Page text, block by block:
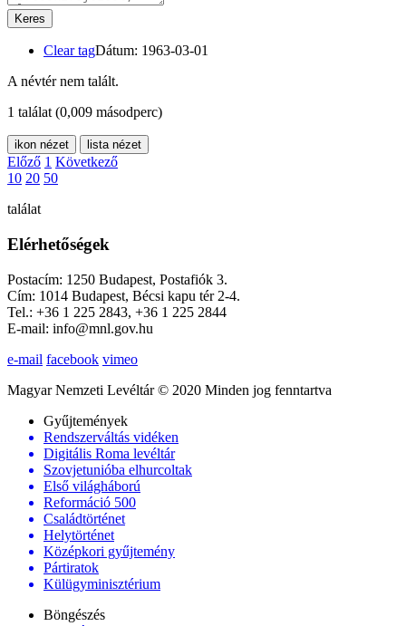
Keres
Clear tagDátum: 1963-03-01
A névtér nem talált.
1 találat (0,009 másodperc)
ikon nézet lista nézet
Előző 1 Következő
10 20 50
találat
Elérhetőségek
Postacím: 1250 Budapest, Postafiók 3.
Cím: 1014 Budapest, Bécsi kapu tér 2-4.
Tel.: +36 1 225 2843, +36 1 225 2844
E-mail: info@mnl.gov.hu
e-mail facebook vimeo
Magyar Nemzeti Levéltár © 2020 Minden jog fenntartva
Gyűjtemények
Rendszerváltás vidéken
Digitális Roma levéltár
Szovjetunióba elhurcoltak
Első világháború
Reformáció 500
Családtörténet
Helytörténet
Középkori gyűjtemény
Pártiratok
Külügyminisztérium
Böngészés